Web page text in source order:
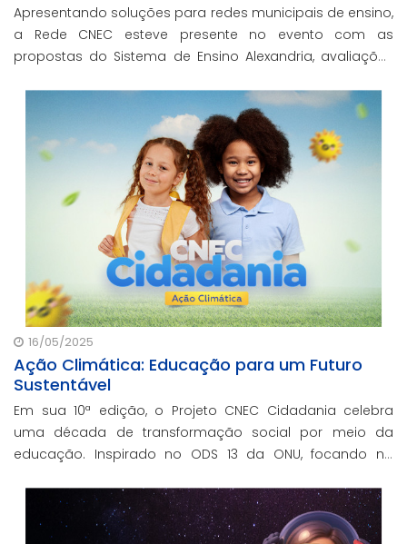
Apresentando soluções para redes municipais de ensino,
a Rede CNEC esteve presente no evento com as
propostas do Sistema de Ensino Alexandria, avaliações
escolar e parcerias com prefeituras durante ev
16/05/2025
Ação Climática: Educação para um Futuro
Sustentável
Em sua 10ª edição, o Projeto CNEC Cidadania celebra
uma década de transformação social por meio da
educação. Inspirado no ODS 13 da ONU, focando no
promoção da sustentabilidade.